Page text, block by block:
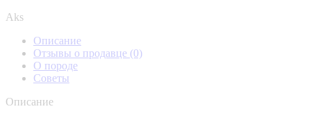
Aks
Описание
Отзывы о продавце (0)
О породе
Советы
Описание